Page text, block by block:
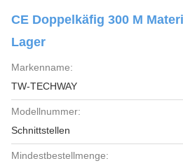
CE Doppelkäfig 300 M
Lager
Markenname:
TW-TECHWAY
Modellnummer:
Schnittstellen
Mindestbestellmenge: